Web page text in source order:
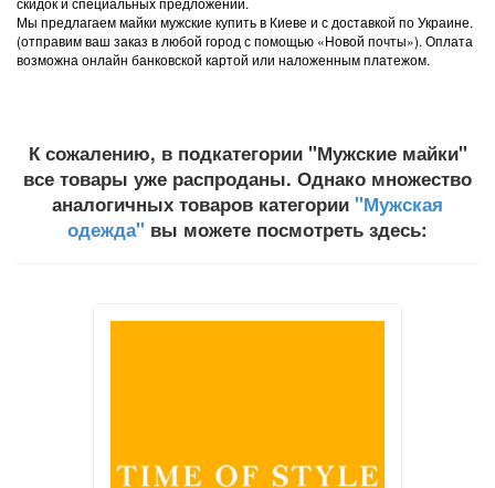
Мы предлагаем майки мужские купить в Киеве и с доставкой по Украине.
(отправим ваш заказ в любой город с помощью «Новой почты»). Оплата
возможна онлайн банковской картой или наложенным платежом.
К сожалению, в подкатегории "Мужские майки"
все товары уже распроданы. Однако множество
аналогичных товаров категории "Мужская
одежда" вы можете посмотреть здесь: